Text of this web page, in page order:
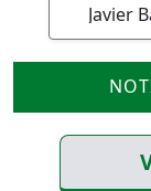
Javier